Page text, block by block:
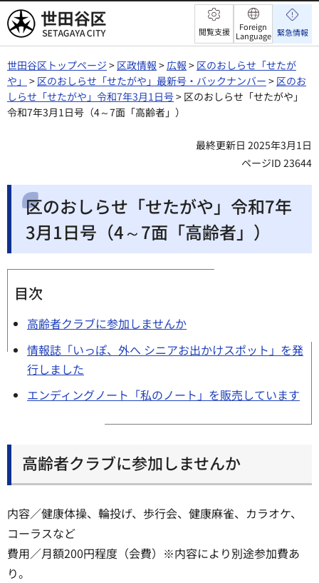
世田谷区 閲覧支援
Foreign
Language 緊急情報
世田谷区トップページ > 区政情報 >広報 > 区のおしらせ「せたが
や」 > 区のおしらせ「せたがや」最新号・バックナンバー > 区のお
しらせ「せたがや」令和7年3月1日号> 区のおしらせ「せたがや」
令和7年3月1日号（4～7面「高齢者」）
最終更新日 2025年3月1日
ページID 23644
区のおしらせ「せたがや」令和7年
3月1日号（4～7面「高齢者」）
目次
高齢者クラブに参加しませんか
情報誌「いっぽ、外へ シニアお出かけスポット」を発
行しました
エンディングノート「私のノート」を販売しています
高齢者クラブに参加しませんか
内容／健康体操、輪投げ、歩行会、健康麻雀、カラオケ、
コーラスなど
費用／月額200円程度（会費）※内容により別途参加費あ
り。